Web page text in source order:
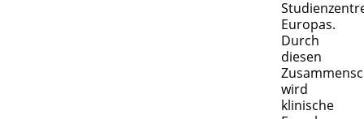
Europas.
Durch
diesen
wird
klinische